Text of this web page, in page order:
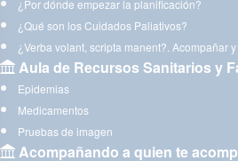
¿Por dónde empezar la planificación?
¿Qué son los Cuidados Paliativos?
¿Verba volant, scripta manent?. Acompañar
Aula de Recursos Sanitarios y
Epidemias
Medicamentos
Pruebas de imagen
Acompañando a quien te